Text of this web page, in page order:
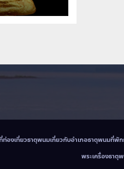
ท่องเที่ยวธาตุพนมเกี่ยวกับอำเภอธาตุพนมที่พั
พระเครื่องธาตุ